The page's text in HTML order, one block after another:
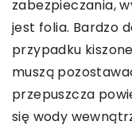
zabezpieczania,
jest folia. Bardzo
przypadku
muszą
przepuszcza
się wody